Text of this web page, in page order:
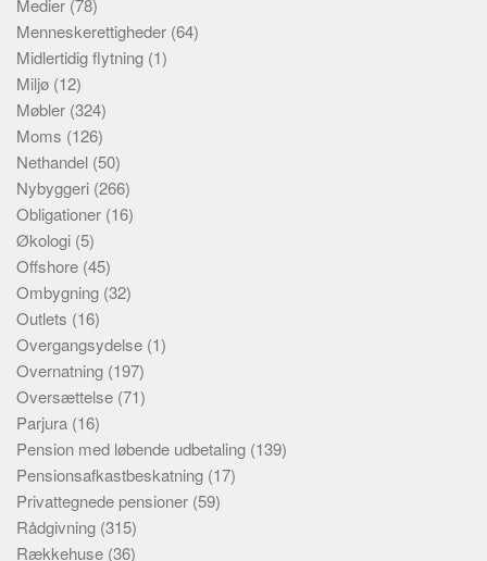
Medier (78)
Menneskerettigheder (64)
Midlertidig flytning (1)
Miljø (12)
Møbler (324)
Moms (126)
Nethandel (50)
Nybyggeri (266)
Obligationer (16)
Økologi (5)
Offshore (45)
Ombygning (32)
Outlets (16)
Overgangsydelse (1)
Overnatning (197)
Oversættelse (71)
Parjura (16)
Pension med løbende udbetaling (139)
Pensionsafkastbeskatning (17)
Privattegnede pensioner (59)
Rådgivning (315)
Rækkehuse (36)